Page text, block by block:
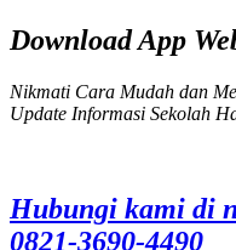
Download App
Nikmati Cara Mudah dan
Update Informasi Sekolah
Hubungi kami di
0821-3690-4490